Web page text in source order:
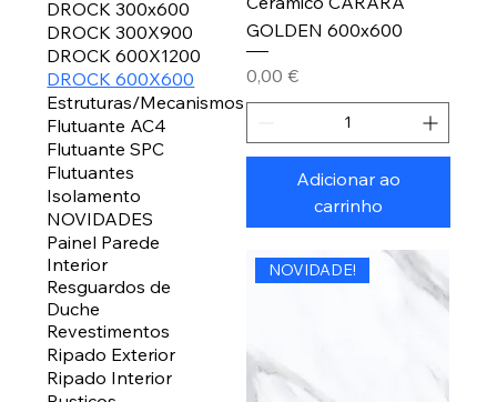
DROCK 300x600
DROCK 300X900
DROCK 600X1200
DROCK 600X600
Estruturas/Mecanismos
Flutuante AC4
Flutuante SPC
Flutuantes
Isolamento
NOVIDADES
Painel Parede
Interior
Resguardos de
Duche
Revestimentos
Ripado Exterior
Ripado Interior
GOLDEN 600x600
Preço
0,00 €
Adicionar ao
carrinho
NOVIDADE!